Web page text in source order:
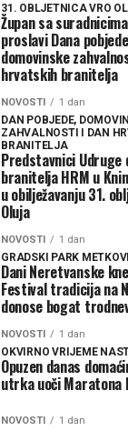
31. OBLJETNICA VRO
Župan sa
proslavi Dana
domovinske
hrvatskih branitelja
NOVOSTI 1 dan
DAN POBJEDE,
ZAHVALNOSTI I DAN
BRANITELJA
Predstavnici Udruge
branitelja HRM u
u obilježavanju 31.
Oluja
NOVOSTI 1 dan
GRADSKI PARK
Dani Neretvanske
Festival tradicija na
donose bogat
NOVOSTI 1 dan
OKVIRNO VRIJEME
Opuzen danas
utrka uoči Maratona
NOVOSTI 1 dan